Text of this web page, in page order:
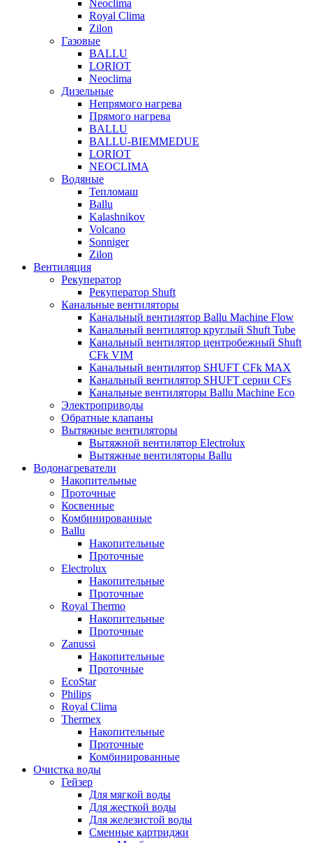
Neoclima
Royal Clima
Zilon
Газовые
BALLU
LORIOT
Neoclima
Дизельные
Непрямого нагрева
Прямого нагрева
BALLU
BALLU-BIEMMEDUE
LORIOT
NEOCLIMA
Водяные
Тепломаш
Ballu
Kalashnikov
Volcano
Sonniger
Zilon
Вентиляция
Рекуператор
Рекуператор Shuft
Канальные вентиляторы
Канальный вентилятор Ballu Machine Flow
Канальный вентилятор круглый Shuft Tube
Канальный вентилятор центробежный Shuft
CFk VIM
Канальный вентилятор SHUFT CFk MAX
Канальный вентилятор SHUFT серии CFs
Канальные вентиляторы Ballu Machine Eco
Электроприводы
Обратные клапаны
Вытяжные вентиляторы
Вытяжной вентилятор Electrolux
Вытяжные вентиляторы Ballu
Водонагреватели
Накопительные
Проточные
Косвенные
Комбинированные
Ballu
Накопительные
Проточные
Electrolux
Накопительные
Проточные
Royal Thermo
Накопительные
Проточные
Zanussi
Накопительные
Проточные
EcoStar
Philips
Royal Clima
Thermex
Накопительные
Проточные
Комбинированные
Очистка воды
Гейзер
Для мягкой воды
Для жесткой воды
Для железистой воды
Сменные картриджи